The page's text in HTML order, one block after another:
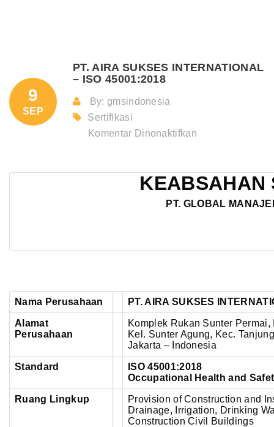
9
SEP
PT. AIRA SUKSES INTERNATIONAL
– ISO 45001:2018
By: gmsindonesia
Sertifikasi
Komentar Dinonaktifkan
SUKSES
KEABSAHAN
PT. GLOBAL
Nama Perusahaan PT. AIRA SUKSES
Alamat
Perusahaan
Komplek Rukan Sunter
Kel. Sunter Agung, Kec.
Jakarta – Indonesia
Standard
ISO 45001:2018
Occupational Health and
Ruang Lingkup
Provision of Construction and
Drainage, Irrigation, Drinking
Construction Civil Buildings